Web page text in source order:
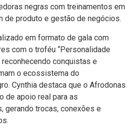
negras com treinamentos em
de produto e gestão de negócios.
em formato de gala com
com o troféu “Personalidade
reconhecendo conquistas e
o ecossistema do
Cynthia destaca que o Afrodonas
de apoio real para as
gerando trocas, conexões e